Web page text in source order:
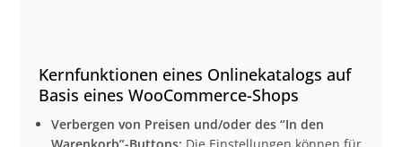
Kernfunktionen eines Onlinekatalogs auf
Basis eines WooCommerce-Shops
Verbergen von Preisen und/oder des “In den
Warenkorb”-Buttons: Die Einstellungen können für